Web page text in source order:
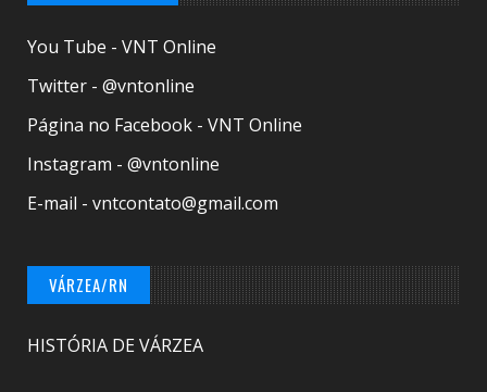
You Tube - VNT Online
Twitter - @vntonline
Página no Facebook - VNT Online
Instagram - @vntonline
E-mail - vntcontato@gmail.com
VÁRZEA/RN
HISTÓRIA DE VÁRZEA